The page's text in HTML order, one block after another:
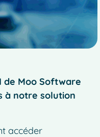
de Moo Software
à notre solution
accéder